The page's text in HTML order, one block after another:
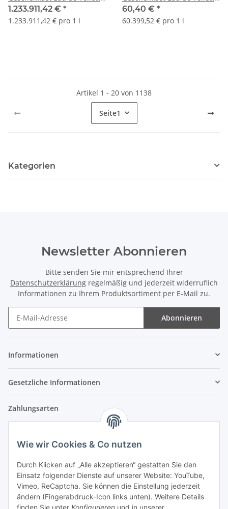
Wie wir Cookies & Co nutzen
Durch Klicken auf „Alle akzeptieren“ gestatten Sie den
Einsatz folgender Dienste auf unserer Website: YouTube,
Vimeo, ReCaptcha. Sie können die Einstellung jederzeit
ändern (Fingerabdruck-Icon links unten). Weitere Details
50ml/All Over Body
Shampoo 75 ml
1.233.911,42 € *
1.233.911,42 € pro 1 l
50ml/Shower Gel 75ml
60,40 € *
60.399,52 € pro 1 l
Artikel 1 - 20 von 1138
Seite1
Kategorien
Newsletter Abonnieren
Bitte senden Sie mir entsprechend Ihrer
Datenschutzerklärung regelmäßig und jederzeit widerruflich
Informationen zu Ihrem Produktsortiment per E-Mail zu.
Abonnieren
Informationen
Gesetzliche Informationen
Zahlungsarten
Versandpartner
Partner